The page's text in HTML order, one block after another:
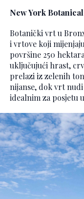
New York
Botanički vrt u
i vrtove koji
površine 250
uključujući hrast,
prelazi iz zelenih
nijanse, dok vrt
idealnim za posjetu